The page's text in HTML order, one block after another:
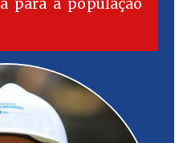
para a população